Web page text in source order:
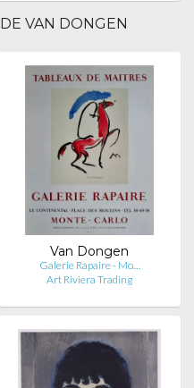
VAN DONGEN
Van Dongen
Galerie Rapaire - Mo…
Art Riviera Trading